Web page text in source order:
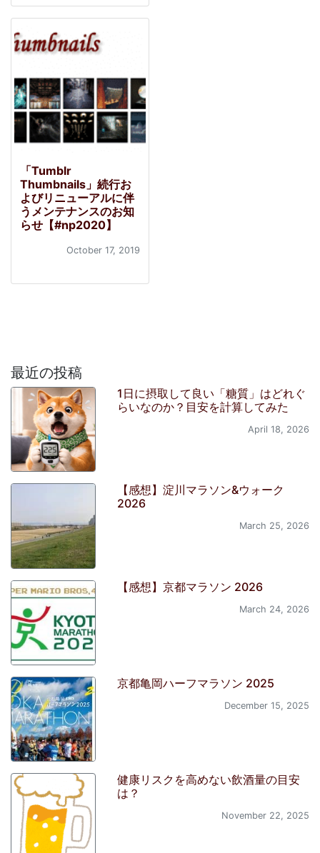
「Tumblr
Thumbnails」続行お
よびリニューアルに伴
うメンテナンスのお知
らせ【#np2020】
October 17, 2019
最近の投稿
1日に摂取して良い「糖質」はどれぐ
らいなのか？目安を計算してみた
April 18, 2026
【感想】淀川マラソン&ウォーク
2026
March 25, 2026
【感想】京都マラソン 2026
March 24, 2026
京都亀岡ハーフマラソン 2025
December 15, 2025
健康リスクを高めない飲酒量の目安
は？
November 22, 2025